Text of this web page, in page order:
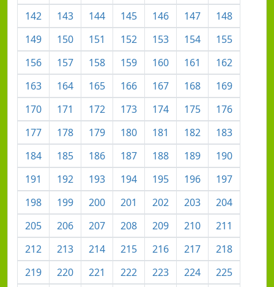
142
143 144 145 146 147
148
149
150 151 152 153 154
155
156
157 158 159 160 161
162
163
164 165 166 167 168
169
170
171 172 173 174 175
176
177
178 179 180 181 182
183
184
185 186 187 188 189
190
191
192 193 194 195 196
197
198
199 200 201 202 203
204
205
206 207 208 209 210
211
212
213 214 215 216 217
218
219
220 221 222 223 224
225